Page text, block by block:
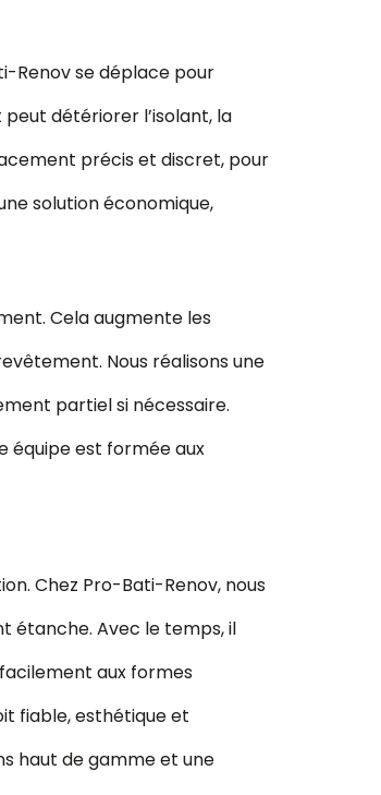
Renov se déplace pour
peut détériorer l’isolant, la
précis et discret, pour
solution économique,
Cela augmente les
Nous réalisons une
partiel si nécessaire.
équipe est formée aux
Chez Pro-Bati-Renov, nous
étanche. Avec le temps, il
aux formes
fiable, esthétique et
haut de gamme et une